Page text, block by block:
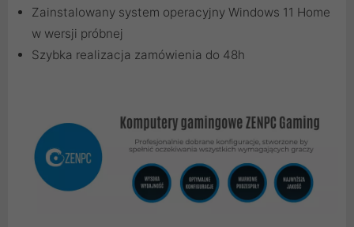
Zainstalowany system operacyjny Windows 11 Home
w wersji próbnej
Szybka realizacja zamówienia do 48h